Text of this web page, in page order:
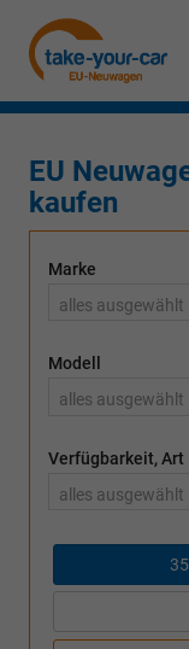
EU
kaufen
Marke
alles ausgewählt
Modell
alles ausgewählt
Verfügbarkeit, Art
alles ausgewählt